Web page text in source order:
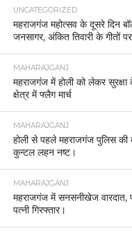
UNCATEGORIZED
महराजगंज महोत्सव के दूसरे दिन
जनसागर, अंकित तिवारी के गीतों
MAHARAJGANJ
महराजगंज में होली को लेकर
क्षेत्र में फ्लैग मार्च
MAHARAJGANJ
होली से पहले महराजगंज पुलिस की
कुन्टल लहन नष्ट।
MAHARAJGANJ
महराजगंज में सनसनीखेज वारदात,
पत्नी गिरफ्तार।